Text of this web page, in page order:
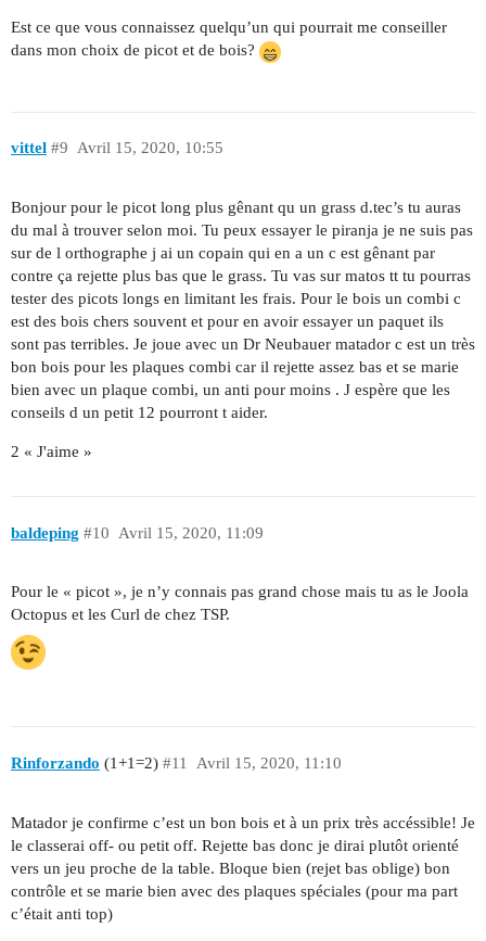
Est ce que vous connaissez quelqu’un qui pourrait me conseiller
dans mon choix de picot et de bois?
vittel Avril 15, 2020, 10:55
#9
Bonjour pour le picot long plus gênant qu un grass d.tec’s tu auras
du mal à trouver selon moi. Tu peux essayer le piranja je ne suis pas
sur de l orthographe j ai un copain qui en a un c est gênant par
contre ça rejette plus bas que le grass. Tu vas sur matos tt tu pourras
tester des picots longs en limitant les frais. Pour le bois un combi c
est des bois chers souvent et pour en avoir essayer un paquet ils
sont pas terribles. Je joue avec un Dr Neubauer matador c est un très
bon bois pour les plaques combi car il rejette assez bas et se marie
bien avec un plaque combi, un anti pour moins . J espère que les
conseils d un petit 12 pourront t aider.
2 « J'aime »
baldeping Avril 15, 2020, 11:09
#10
Pour le « picot », je n’y connais pas grand chose mais tu as le Joola
Octopus et les Curl de chez TSP.
Rinforzando (1+1=2) Avril 15, 2020, 11:10
#11
Matador je confirme c’est un bon bois et à un prix très accéssible! Je
le classerai off- ou petit off. Rejette bas donc je dirai plutôt orienté
vers un jeu proche de la table. Bloque bien (rejet bas oblige) bon
contrôle et se marie bien avec des plaques spéciales (pour ma part
c’était anti top)